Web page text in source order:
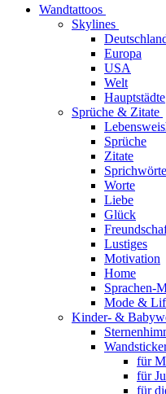
Wandtattoos
Skylines
Europa
USA
Welt
Hauptstädte
Sprüche & Zitate
Sprüche
Zitate
Worte
Liebe
Glück
Lustiges
Motivation
Home
Sprachen-
Mode &
Kinder- &
für
für
für